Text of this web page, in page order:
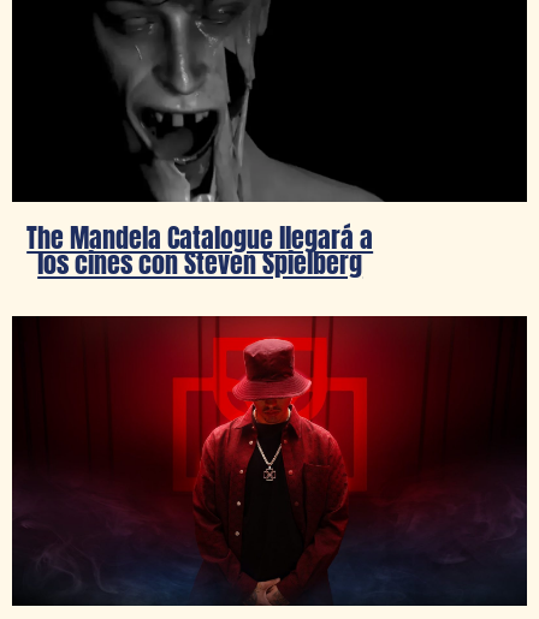
The Mandela Catalogue llegará a
los cines con Steven Spielberg